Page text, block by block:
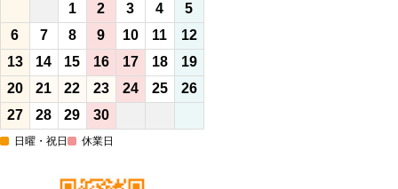
1 2 3 4
5
6
7 8 9 10 11
12
13
14 15 16 17 18
19
20
21 22 23 24 25
26
27
28 29 30
日曜・祝日 休業日